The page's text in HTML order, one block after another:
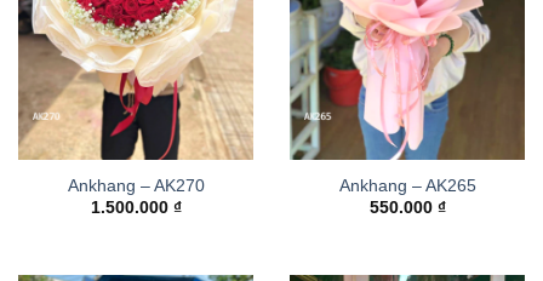
Ankhang – AK270
1.500.000 ₫
Ankhang – AK265
550.000 ₫